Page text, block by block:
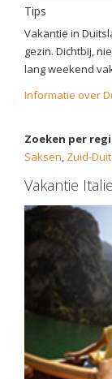
Tips
Vakantie in
gezin. Dichtbij,
lang weekend
Informatie over
Zoeken per
Saksen, Zuid-
Vakantie Italie